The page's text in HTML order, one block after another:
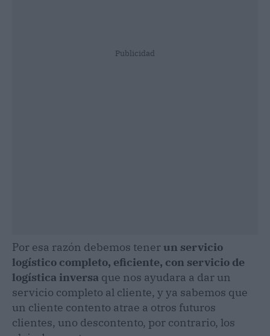
Publicidad
Por esa razón debemos tenerun servicio
logístico completo, eficiente, con servicio de
logística inversa que nos ayudara a dar un
servicio completo al cliente, y ya sabemos que
un cliente contento atrae a otros futuros
clientes, uno descontento, por contrario, los